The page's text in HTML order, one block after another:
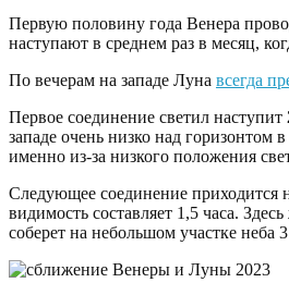
Первую половину года Венера
наступают в среднем раз в месяц,
По вечерам на западе Луна всегда
Первое соединение светил наступит
западе очень низко над горизонтом
именно из-за низкого положения
Следующее соединение приходится
видимость составляет 1,5 часа.
соберет на небольшом участке неба